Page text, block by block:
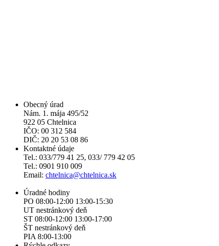
Obecný úrad
Nám. 1. mája 495/52
922 05 Chtelnica
IČO: 00 312 584
DIČ: 20 20 53 08 86
Kontaktné údaje
Tel.: 033/779 41 25, 033/ 779 42 05
Tel.: 0901 910 009
Email: chtelnica@chtelnica.sk
Úradné hodiny
PO 08:00-12:00 13:00-15:30
UT nestránkový deň
ST 08:00-12:00 13:00-17:00
ŠT nestránkový deň
PIA 8:00-13:00